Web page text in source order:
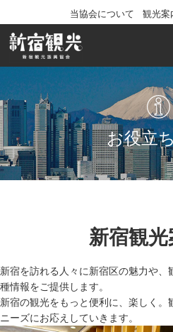
観光案
当協会について
一般社団法人 新宿
お役立
新宿観
新宿を訪れる人々に新宿区の魅力や
種情報をご提供します。
新宿の観光をもっと便利に、楽しく。
ニーズにお応えしていきます。